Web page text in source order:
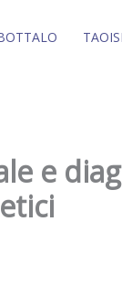
e